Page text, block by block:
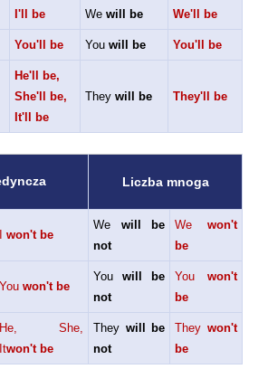
I'll be Wewill be We'll be
You'll be Youwill be You'll be
He'll be,
She'll be,
It'll be
Theywill be They'll be
Liczba mnoga
won't be
We will be
not
We
won't
be
You won't be
Youwill be
not
You
won't
be
He, She,
Itwon't be
They will be
not
They won't
be